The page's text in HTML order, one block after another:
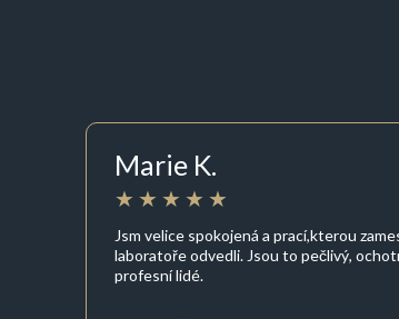
Marie K.
Jsm velice spokojená a prací,kterou
laboratoře odvedli. Jsou to pečlivý,
profesní lidé.